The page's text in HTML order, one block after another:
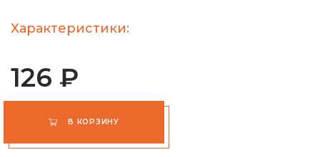
Характеристики:
126 ₽
В КОРЗИНУ